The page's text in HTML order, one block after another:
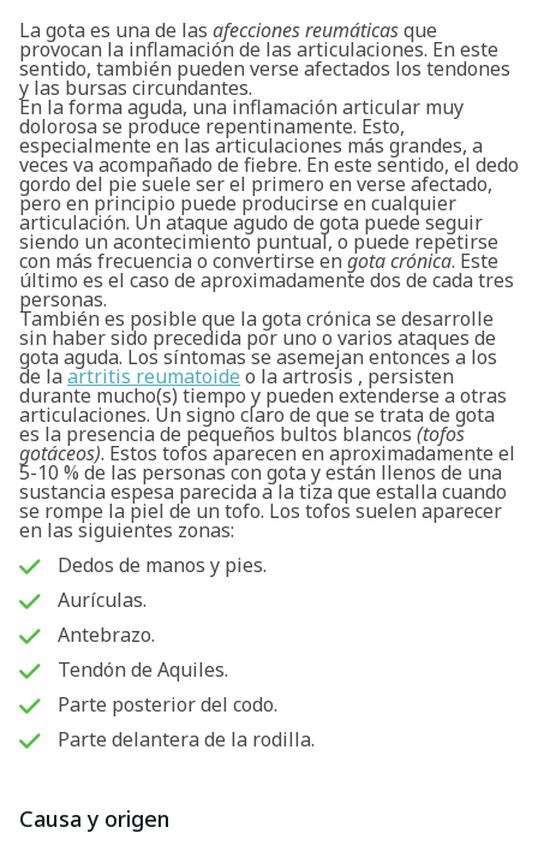
La gota es una de las afecciones reumáticasque
provocan la inflamación de las articulaciones. En este
sentido, también pueden verse afectados los tendones
y las bursas circundantes.
En la forma aguda, una inflamación articular muy
dolorosa se produce repentinamente. Esto,
especialmente en las articulaciones más grandes, a
veces va acompañado de fiebre. En este sentido, el dedo
gordo del pie suele ser el primero en verse afectado,
pero en principio puede producirse en cualquier
articulación. Un ataque agudo de gota puede seguir
siendo un acontecimiento puntual, o puede repetirse
con más frecuencia o convertirse en gota crónica. Este
último es el caso de aproximadamente dos de cada tres
personas.
También es posible que la gota crónica se desarrolle
sin haber sido precedida por uno o varios ataques de
gota aguda. Los síntomas se asemejan entonces a los
de la artritis reumatoide o la artrosis , persisten
durante mucho(s) tiempo y pueden extenderse a otras
articulaciones. Un signo claro de que se trata de gota
es la presencia de pequeños bultos blancos (tofos
gotáceos). Estos tofos aparecen en aproximadamente el
5-10 % de las personas con gota y están llenos de una
sustancia espesa parecida a la tiza que estalla cuando
se rompe la piel de un tofo. Los tofos suelen aparecer
en las siguientes zonas:
Dedos de manos y pies.
Aurículas.
Antebrazo.
Tendón de Aquiles.
Parte posterior del codo.
Parte delantera de la rodilla.
Causa y origen